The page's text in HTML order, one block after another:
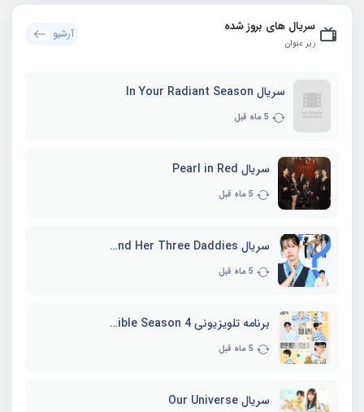
سریال های بروز شده
زیر عنوان
آرشیو
سریال In Your Radiant Season
5 ماه قبل
سریال Pearl in Red
5 ماه قبل
سریال Marie and Her Three Daddies
5 ماه قبل
برنامه تلویزیونی Whenever Possible Season 4
5 ماه قبل
سریال Our Universe